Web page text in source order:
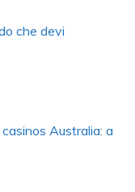
che devi
Australia: a